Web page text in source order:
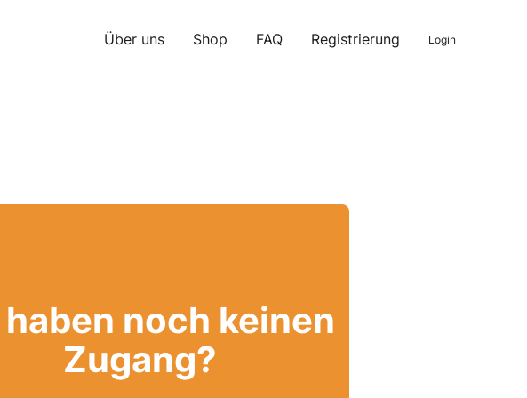
Über uns Shop FAQ Registrierung Login
haben noch keinen
Zugang?